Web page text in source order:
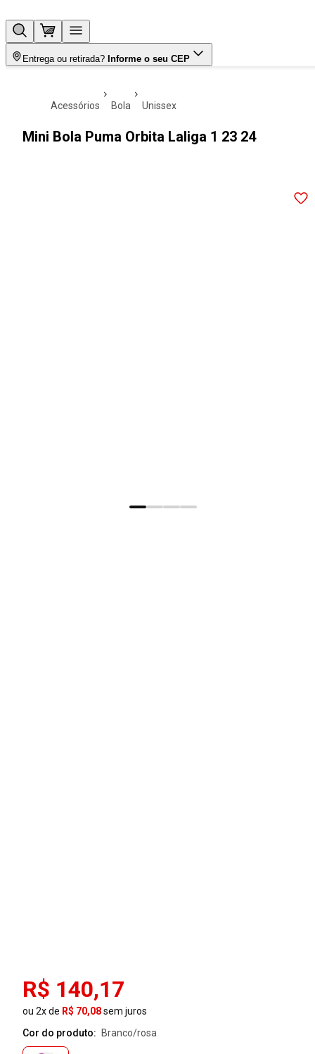
Entrega ou retirada? Informe o seu CEP
acessórios bola unissex
Mini Bola Puma Orbita Laliga 1 23 24
R$ 140,17
ou 2x de R$ 70,08sem juros
Cor do produto:
branco/rosa